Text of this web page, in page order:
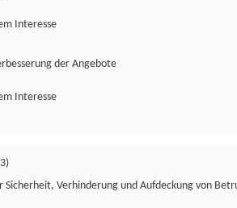
Interesse
der Angebote
Interesse
Sicherheit, Verhinderung und Aufdeckung von